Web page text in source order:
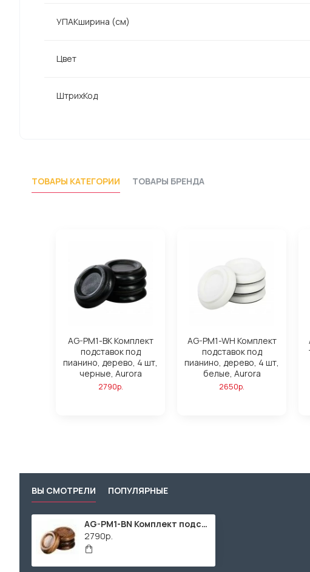
УПАКширина (см)
Цвет
ШтрихКод
ТОВАРЫ КАТЕГОРИИ ТОВАРЫ БРЕНДА
AG-PM1-BK Комплект
подставок под
пианино, дерево, 4 шт,
черные, Aurora
2790р.
AG-PM1-WH Комплект
подставок под
пианино, дерево, 4 шт,
белые, Aurora
2650р.
ВЫ СМОТРЕЛИ ПОПУЛЯРНЫЕ
AG-PM1-BN Комплект подставок под пианино, дерево, 4 шт, коричневые, Aurora
2790р.